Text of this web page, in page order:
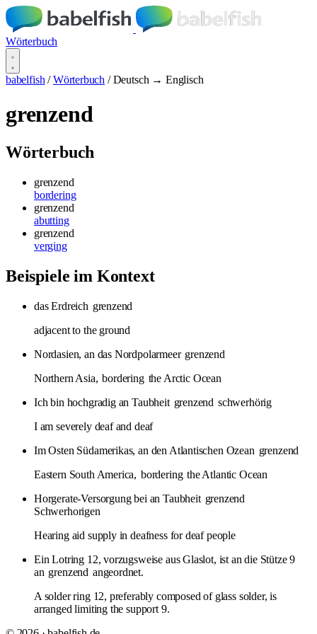
Wörterbuch
babelfish / Wörterbuch / Deutsch → Englisch
grenzend
Wörterbuch
grenzend
bordering
grenzend
abutting
grenzend
verging
Beispiele im Kontext
das Erdreich grenzend
adjacent to the ground
Nordasien, an das Nordpolarmeer grenzend
Northern Asia, bordering the Arctic Ocean
Ich bin hochgradig an Taubheit grenzend schwerhörig
I am severely deaf and deaf
Im Osten Südamerikas, an den Atlantischen Ozean grenzend
Eastern South America, bordering the Atlantic Ocean
Horgerate-Versorgung bei an Taubheit grenzend
Schwerhorigen
Hearing aid supply in deafness for deaf people
Ein Lotring 12, vorzugsweise aus Glaslot, ist an die Stütze 9
an­ grenzend angeordnet.
A solder ring 12, preferably composed of glass solder, is
arranged limiting the support 9.